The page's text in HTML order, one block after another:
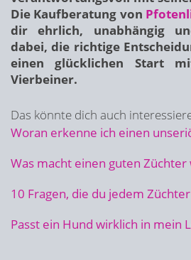
Die Kaufberatung von
dir ehrlich, unabhängig
dabei, die richtige
einen glücklichen Start
Vierbeiner.
Das könnte dich auch
Woran erkenne ich einen
Was macht einen guten Züchter
10 Fragen, die du jedem
Passt ein Hund wirklich in mein